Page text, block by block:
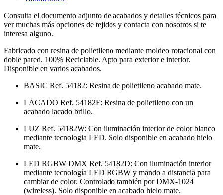
Consulta el documento adjunto de acabados y detalles técnicos para
ver muchas más opciones de tejidos y contacta con nosotros si te
interesa alguno.
Fabricado con resina de polietileno mediante moldeo rotacional con
doble pared. 100% Reciclable. Apto para exterior e interior.
Disponible en varios acabados.
BASIC Ref. 54182: Resina de polietileno acabado mate.
LACADO Ref. 54182F: Resina de polietileno con un
acabado lacado brillo.
LUZ Ref. 54182W: Con iluminación interior de color blanco
mediante tecnologia LED. Solo disponible en acabado hielo
mate.
LED RGBW DMX Ref. 54182D: Con iluminación interior
mediante tecnología LED RGBW y mando a distancia para
cambiar de color. Controlado también por DMX-1024
(wireless). Solo disponible en acabado hielo mate.